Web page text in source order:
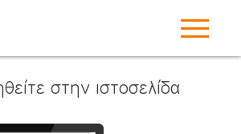
στην ιστοσελίδα